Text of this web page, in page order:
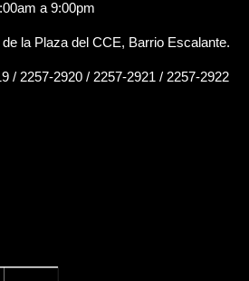
a 9:00pm
la Plaza del CCE, Barrio Escalante.
/ 2257-2920 / 2257-2921 / 2257-2922